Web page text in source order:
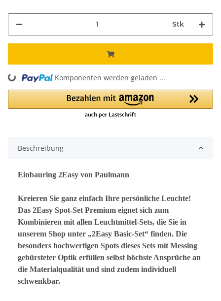
Stk
Loading... Komponenten werden geladen ...
Beschreibung
Einbauring 2Easy von Paulmann
Kreieren Sie ganz einfach Ihre persönliche Leuchte!
Das 2Easy Spot-Set Premium eignet sich zum
Kombinieren mit allen Leuchtmittel-Sets, die Sie in
unserem Shop unter „2Easy Basic-Set“ finden. Die
besonders hochwertigen Spots dieses Sets mit Messing
gebürsteter Optik erfüllen selbst höchste Ansprüche an
die Materialqualität und sind zudem individuell
schwenkbar.